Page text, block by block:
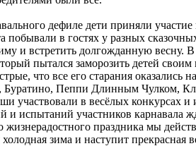
дефиле дети приняли
побывали в гостях у разных
и встретить долгожданную весну.
пытался заморозить детей
что все его старания оказались
Буратино, Пеппи Длинным Чулком,
участвовали в весёлых конкурсах
и испытаний участников карнавала
жизнерадостного праздника мы
холодная зима и наступит прекрасная